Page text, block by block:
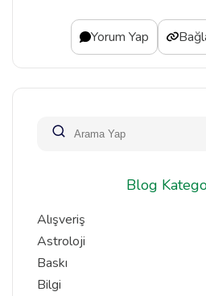
Yorum Yap
Blog
Alışveriş
Astroloji
Baskı
Bilgi